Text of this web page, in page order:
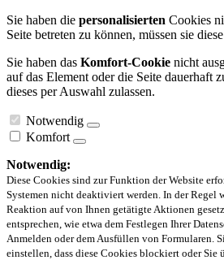
Sie haben die personalisierten Cookies
Seite betreten zu können, müssen sie
Sie haben das Komfort-Cookie nicht
auf das Element oder die Seite dauerhaft
dieses per Auswahl zulassen.
Notwendig
Komfort
Notwendig:
Diese Cookies sind zur Funktion der Website
Systemen nicht deaktiviert werden. In der Regel
Reaktion auf von Ihnen getätigte Aktionen
entsprechen, wie etwa dem Festlegen Ihrer
Anmelden oder dem Ausfüllen von Formularen.
einstellen, dass diese Cookies blockiert oder Sie